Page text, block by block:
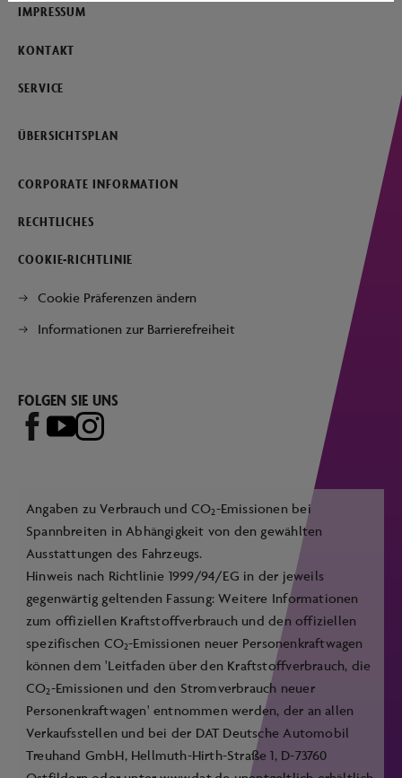
IMPRESSUM
KONTAKT
SERVICE
ÜBERSICHTSPLAN
CORPORATE INFORMATION
RECHTLICHES
COOKIE-RICHTLINIE
Cookie Präferenzen ändern
Informationen zur Barrierefreiheit
FOLGEN SIE UNS
Angaben zu Verbrauch und CO2-Emissionen bei
Spannbreiten in Abhängigkeit von den gewählten
Ausstattungen des Fahrzeugs.
Hinweis nach Richtlinie 1999/94/EG in der jeweils
gegenwärtig geltenden Fassung: Weitere Informationen
zum offiziellen Kraftstoffverbrauch und den offiziellen
spezifischen CO2-Emissionen neuer Personenkraftwagen
können dem 'Leitfaden über den Kraftstoffverbrauch, die
CO2-Emissionen und den Stromverbrauch neuer
Personenkraftwagen' entnommen werden, der an allen
Verkaufsstellen und bei der DAT Deutsche Automobil
Treuhand GmbH, Hellmuth-Hirth-Straße 1, D-73760